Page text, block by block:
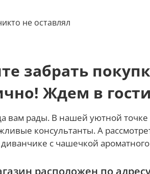
не оставлял
забрать
Ждем в гости
вам рады. В нашей уютной точке
консультанты. А
с чашечкой